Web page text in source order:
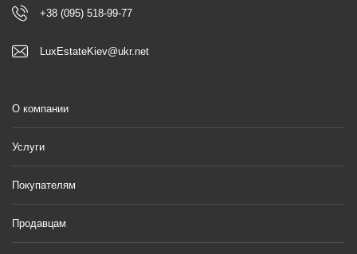
+38 (095) 518-99-77
LuxEstateKiev@ukr.net
О компании
Услуги
Покупателям
Продавцам